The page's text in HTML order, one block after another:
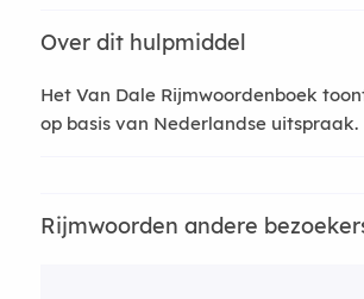
Over dit hulpmiddel
Het Van Dale Rijmwoordenboek
op basis van Nederlandse uitspraak.
Rijmwoorden andere